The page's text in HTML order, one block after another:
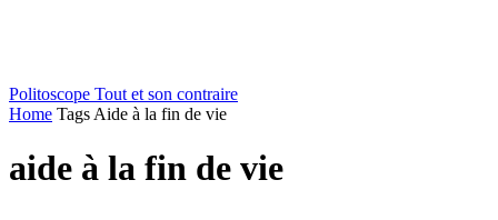
Politoscope Tout et son contraire
Home Tags Aide à la fin de vie
aide à la fin de vie